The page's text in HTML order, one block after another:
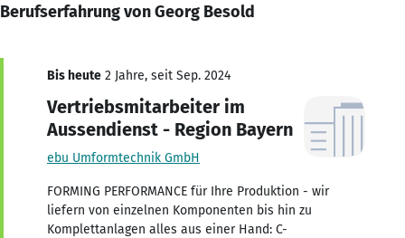
Berufserfahrung von Georg Besold
Bis heute 2 Jahre, seit Sep. 2024
Vertriebsmitarbeiter im
Aussendienst - Region Bayern
ebu Umformtechnik GmbH
FORMING PERFORMANCE für Ihre Produktion - wir
liefern von einzelnen Komponenten bis hin zu
Komplettanlagen alles aus einer Hand: C-